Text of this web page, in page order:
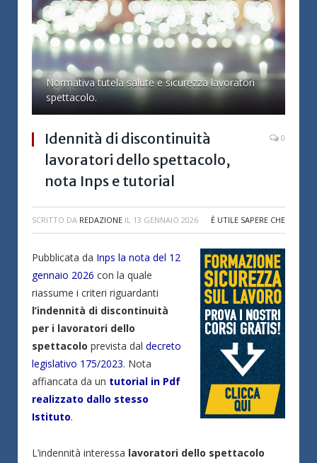
Normativa tutela salute e sicurezza lavoratori
spettacolo.
Idennità di discontinuità
lavoratori dello spettacolo,
nota Inps e tutorial
0
SCRITTO DA REDAZIONE IL 13 GENNAIO 2026 È UTILE SAPERE CHE
Pubblicata da Inps la nota del 12
gennaio 2026 con la quale
riassume i criteri riguardanti
l’indennità di discontinuità
per i lavoratori dello
spettacolo prevista dal decreto
legislativo 175/2023. Nota
affiancata da un tutorial in Pdf
realizzato dallo stesso
Istituto.
L’indennità interessa lavoratori dello spettacolo